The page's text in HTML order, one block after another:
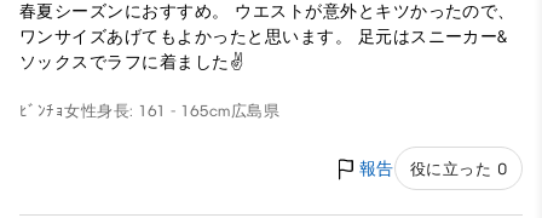
春夏シーズンにおすすめ。 ウエストが意外とキツかったので、
ワンサイズあげてもよかったと思います。 足元はスニーカー&
ソックスでラフに着ました✌️
ﾋﾞﾝﾁｮ女性身長: 161 - 165cm広島県
報告 役に立った 0